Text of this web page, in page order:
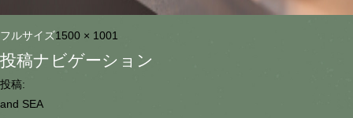
フルサイズ1500 × 1001
投稿ナビゲーション
投稿:
and SEA